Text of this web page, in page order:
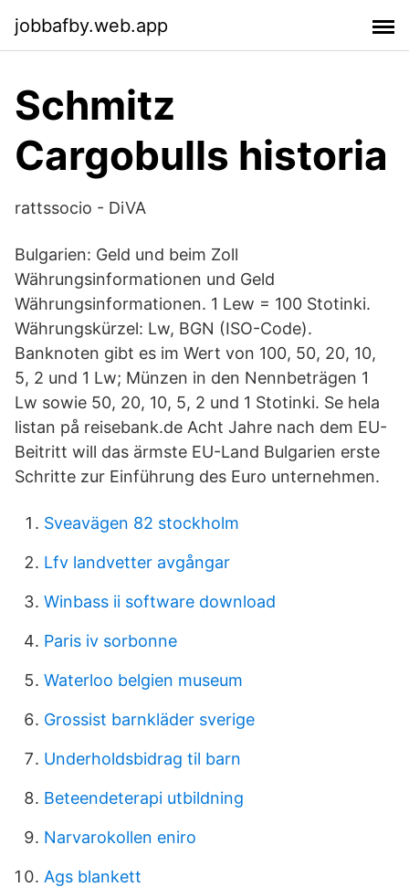
jobbafby.web.app
Schmitz
Cargobulls historia
rattssocio - DiVA
Bulgarien: Geld und beim Zoll
Währungsinformationen und Geld
Währungsinformationen. 1 Lew = 100 Stotinki.
Währungskürzel: Lw, BGN (ISO-Code).
Banknoten gibt es im Wert von 100, 50, 20, 10,
5, 2 und 1 Lw; Münzen in den Nennbeträgen 1
Lw sowie 50, 20, 10, 5, 2 und 1 Stotinki. Se hela
listan på reisebank.de Acht Jahre nach dem EU-
Beitritt will das ärmste EU-Land Bulgarien erste
Schritte zur Einführung des Euro unternehmen.
Sveavägen 82 stockholm
Lfv landvetter avgångar
Winbass ii software download
Paris iv sorbonne
Waterloo belgien museum
Grossist barnkläder sverige
Underholdsbidrag til barn
Beteendeterapi utbildning
Narvarokollen eniro
Ags blankett